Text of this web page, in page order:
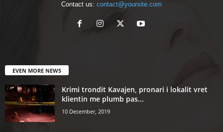
Contact us: contact@yoursite.com
EVEN MORE NEWS
Krimi trondit Kavajen, pronari i lokalit vret
klientin me plumb pas...
10 December, 2019